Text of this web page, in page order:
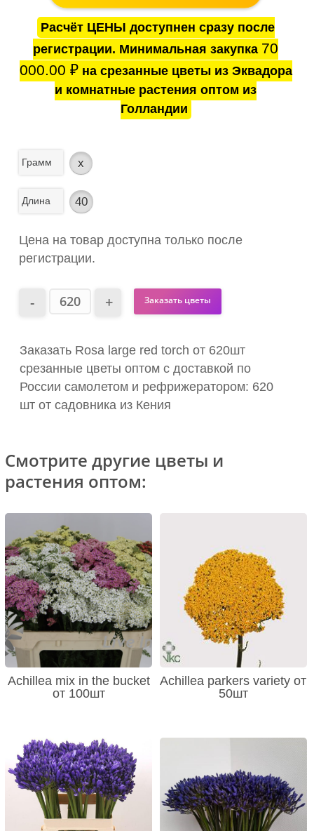
Расчёт ЦЕНЫ доступнен сразу после
регистрации. Минимальная закупка 70
000.00 ₽на срезанные цветы из Эквадора
и комнатные растения оптом из
Голландии
Грамм x
Длина 40
Цена на товар доступна только после
регистрации.
Заказать цветы
Заказать Rosa large red torch от 620шт
срезанные цветы оптом с доставкой по
России самолетом и рефрижератором: 620
шт от садовника из Кения
Смотрите другие цветы и
растения оптом:
Achillea mix in the bucket
от 100шт
Achillea parkers variety от
50шт